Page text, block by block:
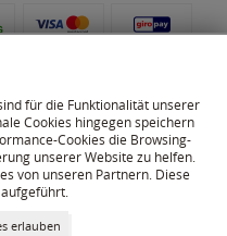
für die Funktionalität unserer
Cookies hingegen speichern
Cookies die Browsing-
unserer Website zu helfen.
von unseren Partnern. Diese
erlauben